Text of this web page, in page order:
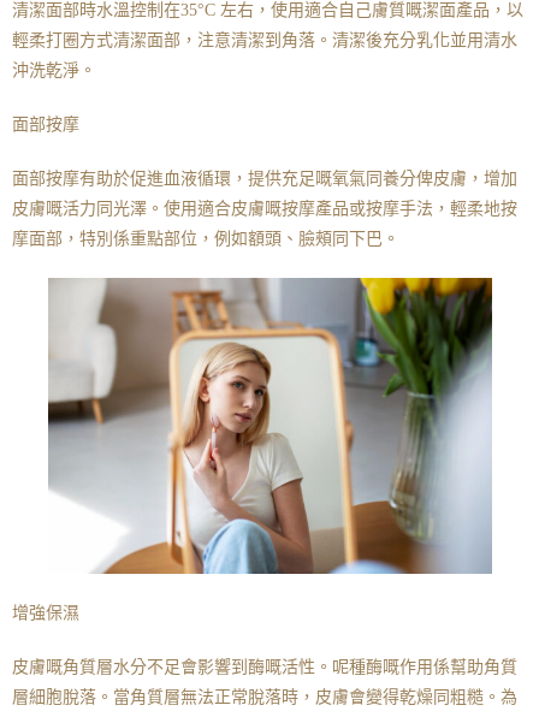
清潔面部時水溫控制在35°C 左右，使用適合自己膚質嘅潔面產品，以
輕柔打圈方式清潔面部，注意清潔到角落。清潔後充分乳化並用清水
沖洗乾淨。
面部按摩
面部按摩有助於促進血液循環，提供充足嘅氧氣同養分俾皮膚，增加
皮膚嘅活力同光澤。使用適合皮膚嘅按摩產品或按摩手法，輕柔地按
摩面部，特別係重點部位，例如額頭、臉頰同下巴。
增強保濕
皮膚嘅角質層水分不足會影響到酶嘅活性。呢種酶嘅作用係幫助角質
層細胞脫落。當角質層無法正常脫落時，皮膚會變得乾燥同粗糙。為